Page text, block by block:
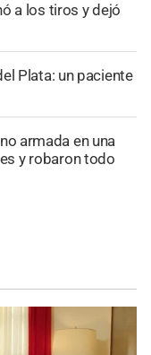
a los tiros y dejó
Plata: un paciente
armada en una
y robaron todo